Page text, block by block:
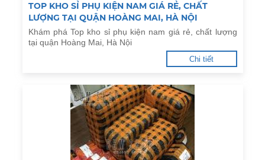
TOP KHO SỈ PHỤ KIỆN NAM GIÁ RẺ, CHẤT
LƯỢNG TẠI QUẬN HOÀNG MAI, HÀ NỘI
Khám phá Top kho sỉ phụ kiện nam giá rẻ, chất lượng
tại quận Hoàng Mai, Hà Nội
Chi tiết